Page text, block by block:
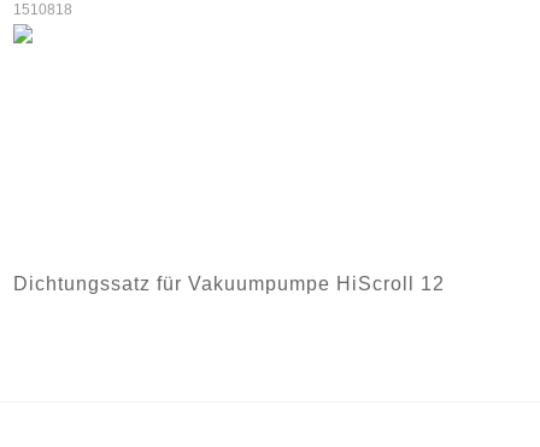
1510818
Dichtungssatz für Vakuumpumpe HiScroll 12